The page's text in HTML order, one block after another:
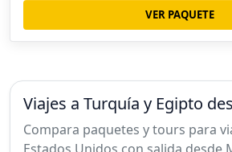
VER PAQUETE
Viajes a Turquía y Egipto
Compara paquetes y tours para
Estados Unidos con salida desde